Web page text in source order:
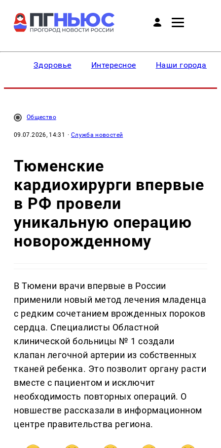
Здоровье Интересное Наши города
Общество
09.07.2026, 14:31 · Служба новостей
Тюменские
кардиохирурги впервые
в РФ провели
уникальную операцию
новорожденному
В Тюмени врачи впервые в России
применили новый метод лечения младенца
с редким сочетанием врожденных пороков
сердца. Специалисты Областной
клинической больницы № 1 создали
клапан легочной артерии из собственных
тканей ребенка. Это позволит органу расти
вместе с пациентом и исключит
необходимость повторных операций. О
новшестве рассказали в информационном
центре правительства региона.